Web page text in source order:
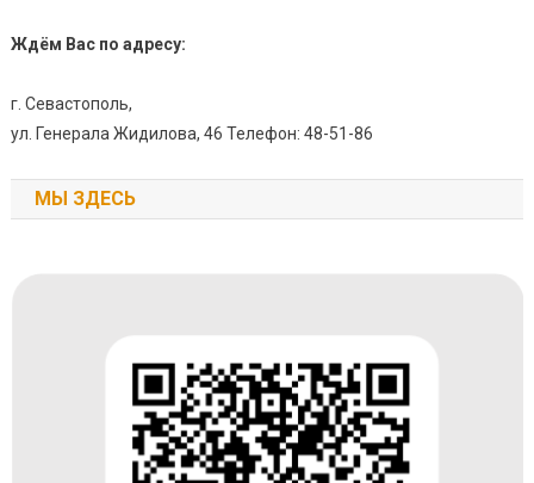
Ждём Вас по адресу:
г. Севастополь,
ул. Генерала Жидилова, 46 Телефон: 48-51-86
МЫ ЗДЕСЬ